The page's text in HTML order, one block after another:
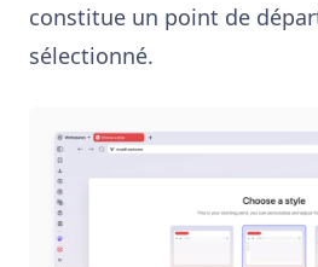
constitue un point de
sélectionné.